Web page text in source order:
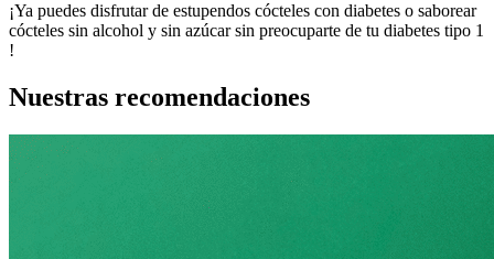
¡Ya puedes disfrutar de estupendos cócteles con diabetes o saborear
cócteles sin alcohol y sin azúcar sin preocuparte de tu diabetes tipo 1
!
Nuestras recomendaciones